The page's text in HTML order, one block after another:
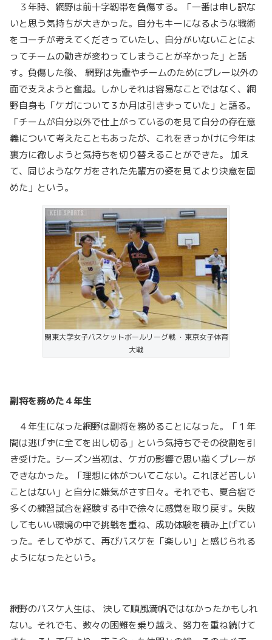
３年時、網野は前十字靭帯を負傷する。「一番は申し訳な
いと思う気持ちが大きかった。自分もキーになるような戦術
をコーチが考えてくださっていたし、自分がいないことによ
ってチームの動きが変わってしまうことが辛かった」と話
す。負傷した後、 網野は先輩やチームのためにプレー以外の
面で支えようと奮起。しかしそれは容易なことではなく、網
野自身も「ケガについて３か月は引きずっていた」と語る。
「チームが自分以外で仕上がっているのを見て自分の存在意
義について考えたこともあったが、これをきっかけに今年は
裏方に徹しようと気持ちを切り替えることができた。 加え
て、同じようなケガをされた先輩方の姿を見てより決意を固
めた」という。
関東大学女子バスケットボールリーグ戦 ・東京女子体育
大戦
副将を務めた４年生
４年生になった網野は副将を務めることになった。「１年
間は逃げずに全てを出し切る」という気持ちでその役割を引
き受けた。シーズン当初は、ケガの影響で思い描くプレーが
できなかった。「理想に体がついてこない。これほど苦しい
ことはない」と自分に嫌気がさす日々。それでも、夏合宿で
多くの練習試合を経験する中で徐々に感覚を取り戻す。失敗
してもいい環境の中で挑戦を重ね、成功体験を積み上げてい
った。そしてやがて、再びバスケを「楽しい」と感じられる
ようになったという。
網野のバスケ人生は、 決して順風満帆ではなかったかもしれ
ない。それでも、数々の困難を乗り越え、努力を重ね続けて